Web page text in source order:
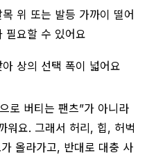
위 또는 발등 가까이 떨어
필요할 수 있어요
상의 선택 폭이 넓어요
로 버티는 팬츠”가 아니라
워요. 그래서 허리, 힙, 허벅
올라가고, 반대로 대충 사